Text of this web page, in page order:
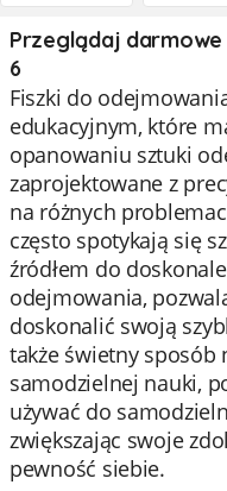
Przeglądaj
6
Fiszki do
edukacyjnym, które
opanowaniu sztuki
zaprojektowane z
na różnych
często spotykają się
źródłem do
odejmowania,
doskonalić swoją
także świetny sposób
samodzielnej nauki,
używać do
zwiększając swoje
pewność siebie.